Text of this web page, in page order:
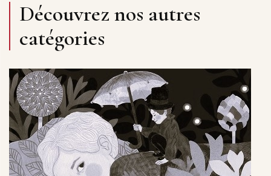
Découvrez nos autres
catégories